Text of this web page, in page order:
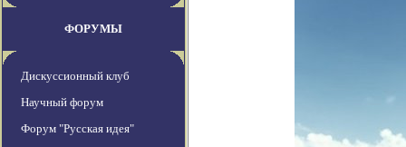
ФОРУМЫ
Дискуссионный клуб
Научный форум
Форум "Русская идея"